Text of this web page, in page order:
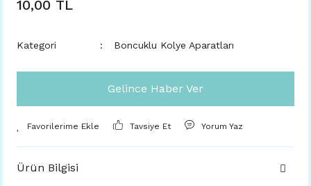
10,00 TL
Kategori Boncuklu Kolye Aparatları
Gelince Haber Ver
Tavsiye Et Yorum Yaz
Ürün Bilgisi